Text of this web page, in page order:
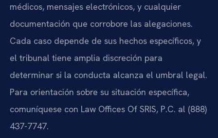
médicos, mensajes electrónicos, y cualquier
documentación que corrobore las alegaciones.
Cada caso depende de sus hechos específicos, y
el tribunal tiene amplia discreción para
determinar si la conducta alcanza el umbral legal.
Para orientación sobre su situación específica,
comuníquese con Law Offices Of SRIS, P.C. al (888)
437-7747.